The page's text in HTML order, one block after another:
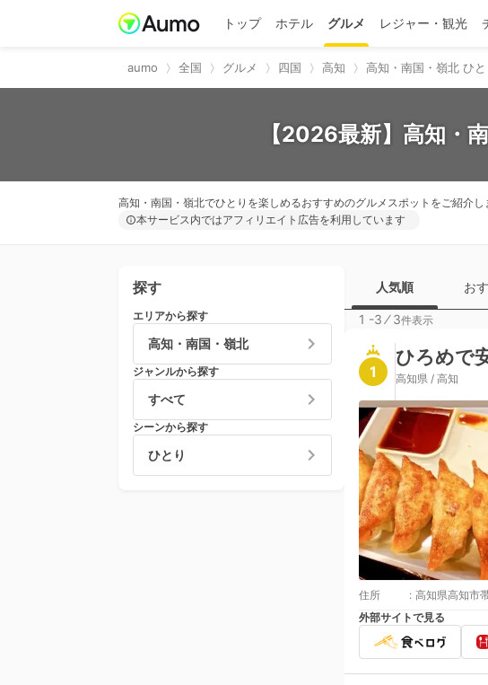
トップ ホテル グルメ レジャー・観光
aumo 全国 グルメ 四国 高知 高知・南国・嶺北 ひと
【2026最新】高知・
高知・南国・嶺北でひとりを楽しめるおすすめのグルメスポットをご紹介
本サービス内ではアフィリエイト広告を利用しています
探す
エリアから探す
高知・南国・嶺北
ジャンルから探す
すべて
シーンから探す
ひとり
人気順 お
1 -3 ⁄3件表示
1
ひろめで
高知県 / 高知
住所 : 高知県高知市
外部サイトで見る